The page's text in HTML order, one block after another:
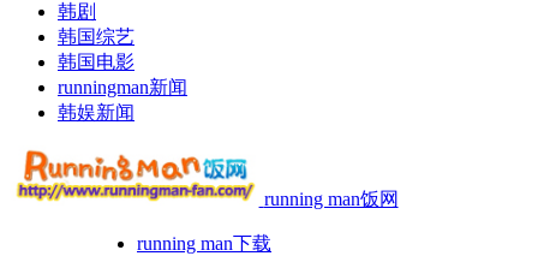
韩剧
韩国综艺
韩国电影
runningman新闻
韩娱新闻
running man饭网
running man下载